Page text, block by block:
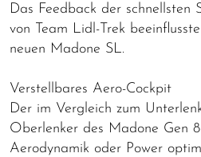
Das Feedback der schnellsten
von Team Lidl-Trek
neuen Madone SL.
Verstellbares Aero-Cockpit
Der im Vergleich zum
Oberlenker des Madone Gen
Aerodynamik oder Power